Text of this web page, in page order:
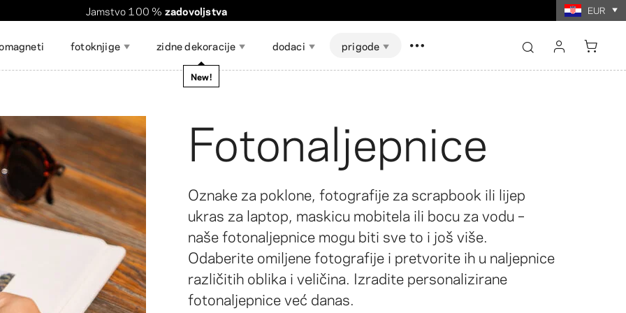
Dostava diljem svijeta. Snižena dostava za narudžbe iznad $60
EUR
Foto trake
fotoknjige
Show all
zidne dekoracije
New!
s foto kolažem
Show all
dodaci
za izlaganje
DIY kalendar
Show all
prigode
🎁
magazin
sign in
Fotonaljepnice
Oznake za poklone, fotografije za scrapbook ili lijep
ukras za laptop, maskicu mobitela ili bocu za vodu –
naše fotonaljepnice mogu biti sve to i još više.
Odaberite omiljene fotografije i pretvorite ih u naljepnice
različitih oblika i veličina. Izradite personalizirane
fotonaljepnice već danas.